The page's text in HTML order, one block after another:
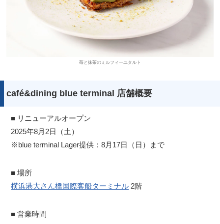
苺と抹茶のミルフィーユタルト
café&dining blue terminal 店舗概要
■ リニューアルオープン
2025年8月2日（土）
※blue terminal Lager提供：8月17日（日）まで
■ 場所
横浜港大さん橋国際客船ターミナル 2階
■ 営業時間